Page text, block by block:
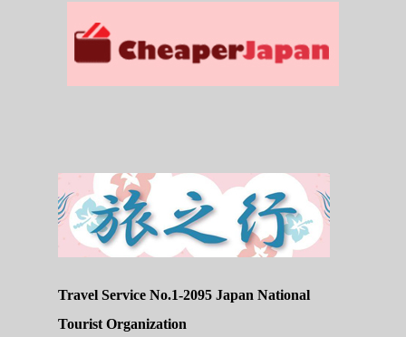
Travel Service No.1-2095 Japan National
Tourist Organization